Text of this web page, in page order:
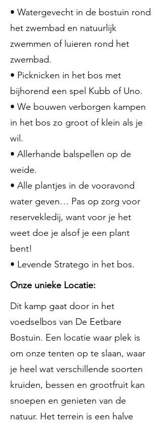
• Watergevecht in de bostuin rond
het zwembad en natuurlijk
zwemmen of luieren rond het
zwembad.
• Picknicken in het bos met
bijhorend een spel Kubb of Uno.
• We bouwen verborgen kampen
in het bos zo groot of klein als je
wil.
• Allerhande balspellen op de
weide.
• Alle plantjes in de vooravond
water geven… Pas op zorg voor
reservekledij, want voor je het
weet doe je alsof je een plant
bent!
• Levende Stratego in het bos.
Onze unieke Locatie:
Dit kamp gaat door in het
voedselbos van De Eetbare
Bostuin. Een locatie waar plek is
om onze tenten op te slaan, waar
je heel wat verschillende soorten
kruiden, bessen en grootfruit kan
snoepen en genieten van de
natuur. Het terrein is een halve